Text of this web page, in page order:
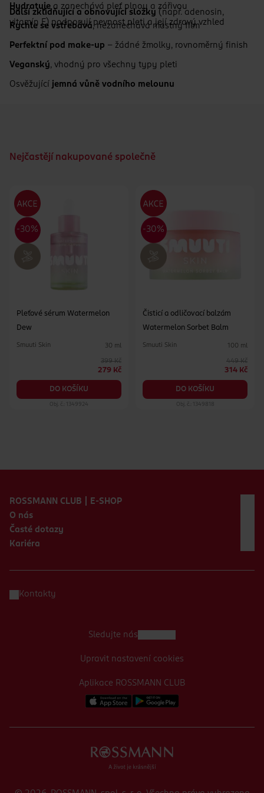
Další zklidňující a obnovující složky (např. adenosin,
vitamín E) podporují pevnost pleti a její zdravý vzhled
Hydratuje a zanechává pleť plnou a zářivou
Rychle se vstřebává, nezanechává mastný film
Perfektní pod make-up – žádné žmolky, rovnoměrný finish
Veganský, vhodný pro všechny typy pleti
Osvěžující jemná vůně vodního melounu
Nejčastějí nakupované společně
Pleťové sérum Watermelon
Dew
Smuuti Skin 30 ml
399 Kč
279 Kč
DO KOŠÍKU
Obj. č.: 1349924
Čisticí a odličovací balzám
Watermelon Sorbet Balm
Smuuti Skin 100 ml
449 Kč
314 Kč
DO KOŠÍKU
Obj. č.: 1349818
ROSSMANN CLUB | E-SHOP
O nás
Časté dotazy
Kariéra
Kontakty
Aplikace ROSSMANN CLUB
Sledujte nás
Upravit nastavení cookies